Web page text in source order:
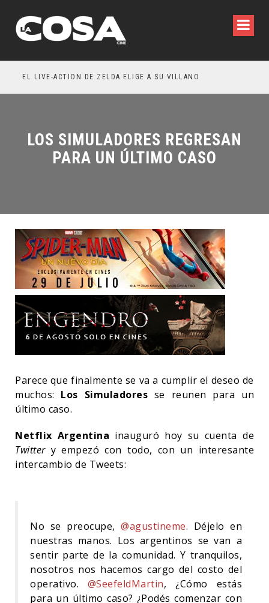
EL LIVE-ACTION DE ZELDA ELIGE A SU VILLANO
LOS SIMULADORES REGRESAN
PARA UN ÚLTIMO CASO
Parece que finalmente se va a cumplir el deseo de
muchos: Los Simuladores se reunen para un
último caso.
Netflix Argentina inauguró hoy su cuenta de
Twitter y empezó con todo, con un interesante
intercambio de Tweets:
No se preocupe, @agustineme. Déjelo en
nuestras manos. Los argentinos se van a
sentir parte de la comunidad. Y tranquilos,
nosotros nos hacemos cargo del costo del
operativo. @SeefeldMartin, ¿Cómo estás
para un último caso? ¿Podés comenzar con